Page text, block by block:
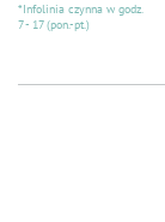
*Infolinia czynna w godz.
7 - 17 (pon.-pt.)